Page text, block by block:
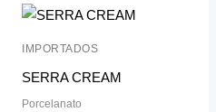
IMPORTADOS
SERRA CREAM
Porcelanato